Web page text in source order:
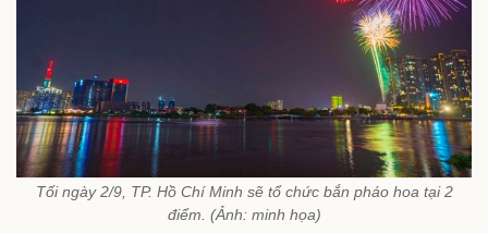
Tối ngày 2/9, TP. Hồ Chí Minh sẽ tổ chức bắn pháo hoa tại 2
điểm. (Ảnh: minh họa)